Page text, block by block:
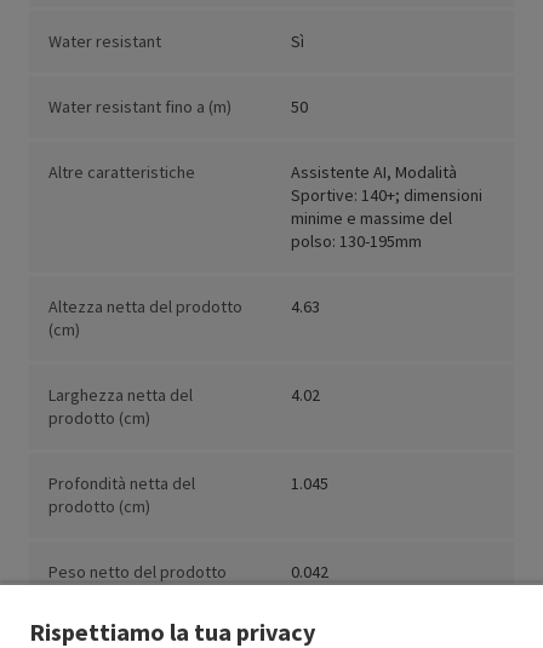
Water resistant Sì
Water resistant fino a (m) 50
Altre caratteristiche
Assistente AI, Modalità
Sportive: 140+; dimensioni
minime e massime del
polso: 130-195mm
Altezza netta del prodotto
(cm)
4.63
Larghezza netta del
prodotto (cm)
4.02
Profondità netta del
prodotto (cm)
1.045
Peso netto del prodotto
0.042
Rispettiamo la tua privacy